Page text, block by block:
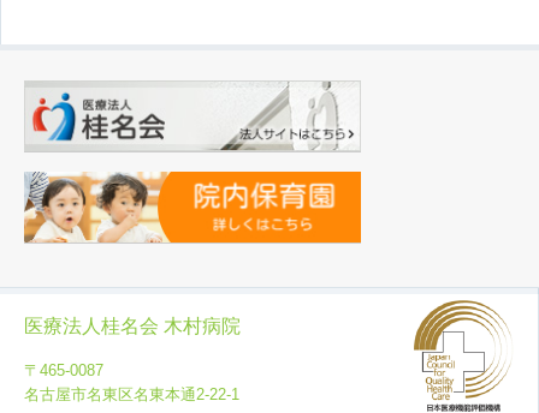
医療法人桂名会 木村病院
〒465-0087
名古屋市名東区名東本通2-22-1